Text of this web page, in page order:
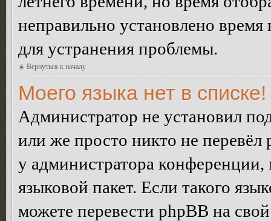
неправильно установлено
для устранения проблемы.
Вернуться к началу
Моего языка нет в списке!
Администратор не установил
или же просто никто не
у администратора
языковой пакет. Если такого
можете перевести phpBB на